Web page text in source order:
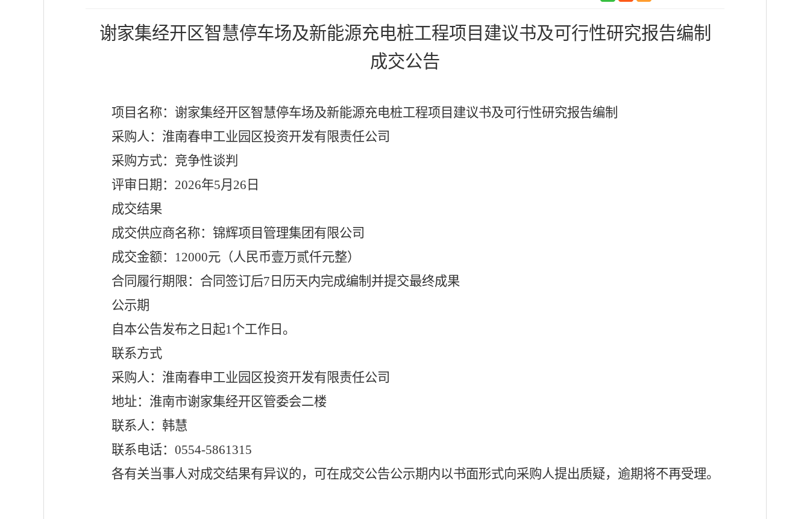
谢家集经开区智慧停车场及新能源充电桩工程项目建议书及可行性研究报告编制
成交公告
项目名称：谢家集经开区智慧停车场及新能源充电桩工程项目建议书及可行性研究报告编制
采购人：淮南春申工业园区投资开发有限责任公司
采购方式：竞争性谈判
评审日期： 2026年5月26日
成交结果
成交供应商名称：锦辉项目管理集团有限公司
成交金额： 12000元（人民币壹万贰仟元整）
合同履行期限：合同签订后7日历天内完成编制并提交最终成果
公示期
自本公告发布之日起1个工作日。
联系方式
采购人：淮南春申工业园区投资开发有限责任公司
地址：淮南市谢家集经开区管委会二楼
联系人：韩慧
联系电话： 0554-5861315
各有关当事人对成交结果有异议的，可在成交公告公示期内以书面形式向采购人提出质疑，逾期将不再受理。